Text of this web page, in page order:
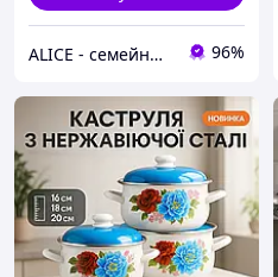
ALICE - семейный Интернет-магазин, товары для всей семьи 96%